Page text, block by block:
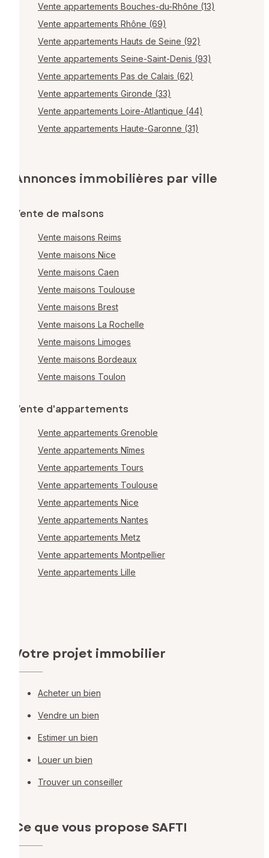
Vente appartements Bouches-du-Rhône (13)
Vente appartements Rhône (69)
Vente appartements Hauts de Seine (92)
Vente appartements Seine-Saint-Denis (93)
Vente appartements Pas de Calais (62)
Vente appartements Gironde (33)
Vente appartements Loire-Atlantique (44)
Vente appartements Haute-Garonne (31)
Annonces immobilières par ville
Vente de maisons
Vente maisons Reims
Vente maisons Nice
Vente maisons Caen
Vente maisons Toulouse
Vente maisons Brest
Vente maisons La Rochelle
Vente maisons Limoges
Vente maisons Bordeaux
Vente maisons Toulon
Vente d'appartements
Vente appartements Grenoble
Vente appartements Nîmes
Vente appartements Tours
Vente appartements Toulouse
Vente appartements Nice
Vente appartements Nantes
Vente appartements Metz
Vente appartements Montpellier
Vente appartements Lille
Votre projet immobilier
Acheter un bien
Vendre un bien
Estimer un bien
Louer un bien
Trouver un conseiller
Ce que vous propose SAFTI